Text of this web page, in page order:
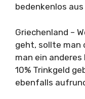
bedenkenlos
Griechenland –
geht, sollte man
man ein
10% Trinkgeld
ebenfalls